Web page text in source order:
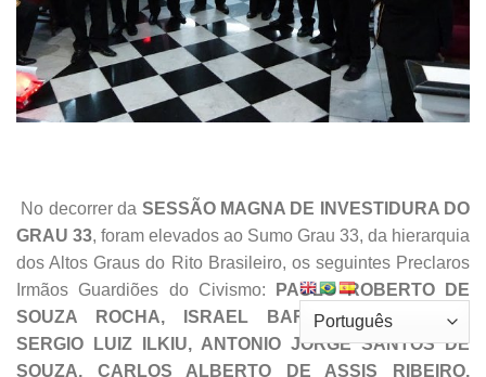
No decorrer da SESSÃO MAGNA DE INVESTIDURA DO
GRAU 33, foram elevados ao Sumo Grau 33, da hierarquia
dos Altos Graus do Rito Brasileiro, os seguintes Preclaros
Irmãos Guardiões do Civismo:
PAULO ROBERTO DE
SOUZA ROCHA, ISRAEL BARBOSA MEDRADO,
SERGIO LUIZ ILKIU, ANTONIO JORGE SANTOS DE
SOUZA, CARLOS ALBERTO DE ASSIS RIBEIRO,